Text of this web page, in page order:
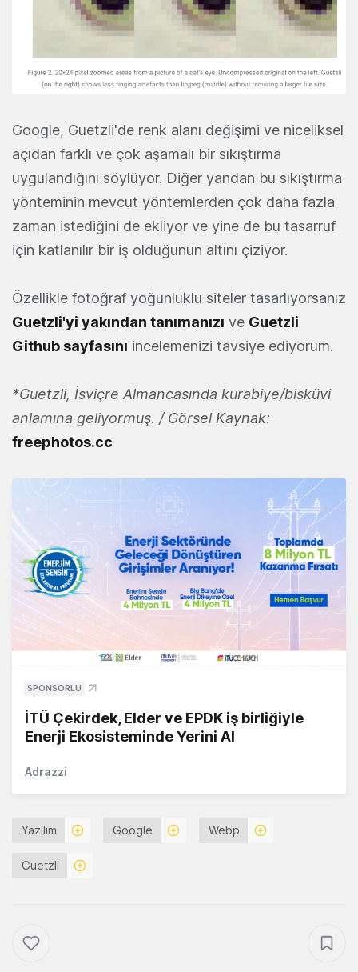
Google, Guetzli'de renk alanı değişimi ve niceliksel
açıdan farklı ve çok aşamalı bir sıkıştırma
uygulandığını söylüyor. Diğer yandan bu sıkıştırma
yönteminin mevcut yöntemlerden çok daha fazla
zaman istediğini de ekliyor ve yine de bu tasarruf
için katlanılır bir iş olduğunun altını çiziyor.
Özellikle fotoğraf yoğunluklu siteler tasarlıyorsanız
Guetzli'yi yakından tanımanızı ve Guetzli
Github sayfasını incelemenizi tavsiye ediyorum.
*Guetzli, İsviçre Almancasında kurabiye/bisküvi
anlamına geliyormuş. / Görsel Kaynak:
freephotos.cc
SPONSORLU
İTÜ Çekirdek, Elder ve EPDK iş birliğiyle
Enerji Ekosisteminde Yerini Al
Adrazzi
Yazılım Google Webp
Guetzli